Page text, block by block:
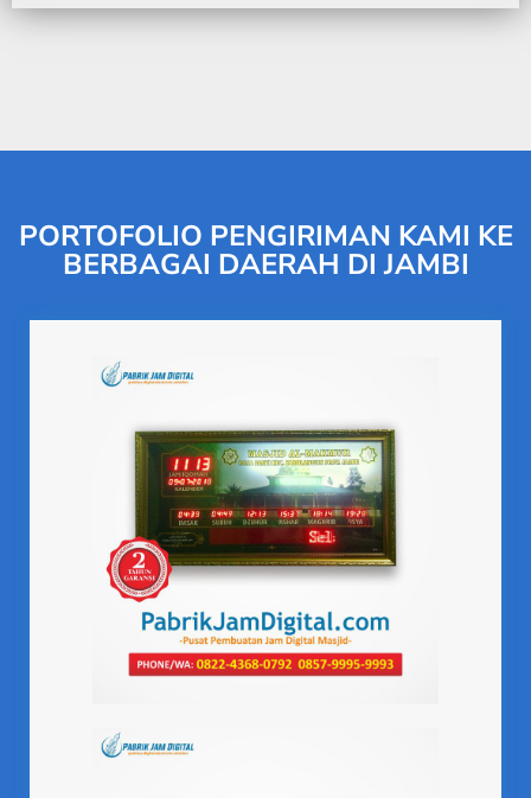
PORTOFOLIO PENGIRIMAN KAMI KE
BERBAGAI DAERAH DI JAMBI